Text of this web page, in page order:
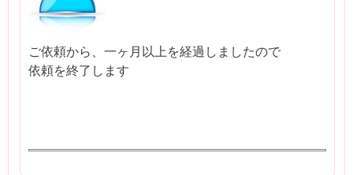
ご依頼から、一ヶ月以上を経過しましたので
依頼を終了します